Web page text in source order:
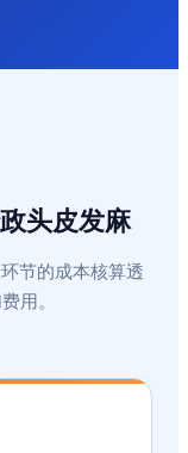
头皮发麻
节的成本核算透
用。